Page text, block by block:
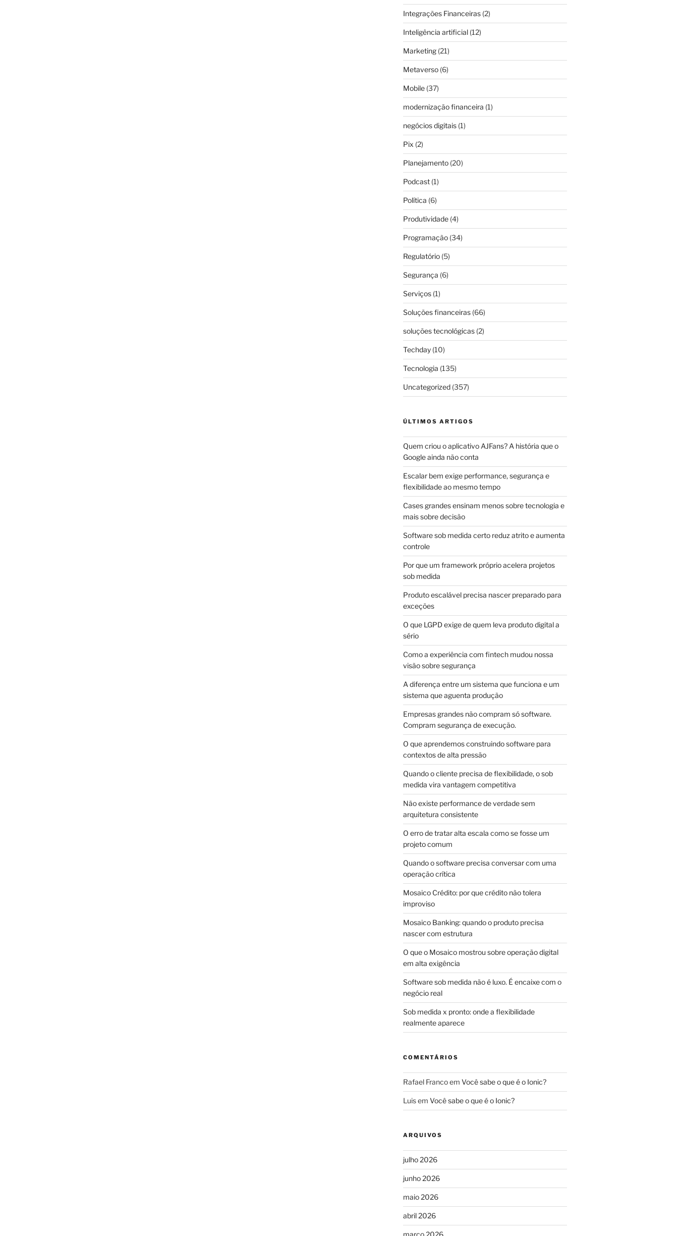
Integrações Financeiras(2)
Inteligência artificial(12)
Marketing(21)
Metaverso(6)
Mobile(37)
modernização financeira (1)
negócios digitais(1)
Pix (2)
Planejamento(20)
Podcast(1)
Política (6)
Produtividade(4)
Programação(34)
Regulatório(5)
Segurança (6)
Serviços(1)
Soluções financeiras(66)
soluções tecnológicas(2)
Techday(10)
Tecnologia (135)
Uncategorized(357)
ÚLTIMOS ARTIGOS
Quem criou o aplicativo AJFans? A história que o
Google ainda não conta
Escalar bem exige performance, segurança e
flexibilidade ao mesmo tempo
Cases grandes ensinam menos sobre tecnologia e
mais sobre decisão
Software sob medida certo reduz atrito e aumenta
controle
Por que um framework próprio acelera projetos
sob medida
Produto escalável precisa nascer preparado para
exceções
O que LGPD exige de quem leva produto digital a
sério
Como a experiência com fintech mudou nossa
visão sobre segurança
A diferença entre um sistema que funciona e um
sistema que aguenta produção
Empresas grandes não compram só software.
Compram segurança de execução.
O que aprendemos construindo software para
contextos de alta pressão
Quando o cliente precisa de flexibilidade, o sob
medida vira vantagem competitiva
Não existe performance de verdade sem
arquitetura consistente
O erro de tratar alta escala como se fosse um
projeto comum
Quando o software precisa conversar com uma
operação crítica
Mosaico Crédito: por que crédito não tolera
improviso
Mosaico Banking: quando o produto precisa
nascer com estrutura
O que o Mosaico mostrou sobre operação digital
em alta exigência
Software sob medida não é luxo. É encaixe com o
negócio real
Sob medida x pronto: onde a flexibilidade
realmente aparece
COMENTÁRIOS
Rafael Francoem Você sabe o que é o Ionic?
Luisem Você sabe o que é o Ionic?
ARQUIVOS
julho 2026
junho 2026
maio 2026
abril 2026